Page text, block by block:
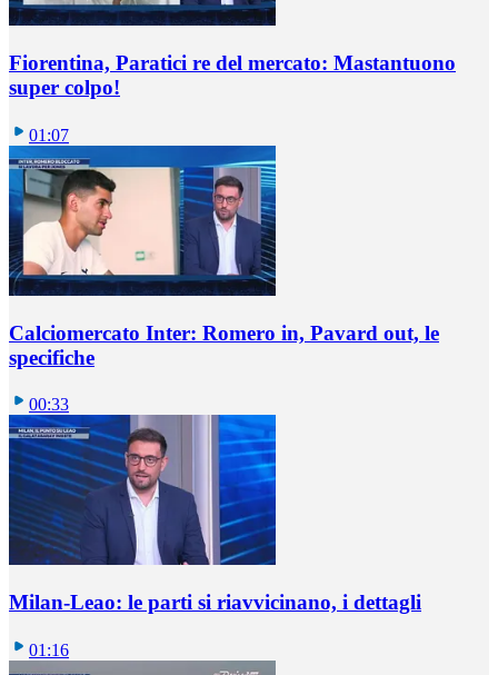
Fiorentina, Paratici re del mercato: Mastantuono
super colpo!
01:07
Calciomercato Inter: Romero in, Pavard out, le
specifiche
00:33
Milan-Leao: le parti si riavvicinano, i dettagli
01:16